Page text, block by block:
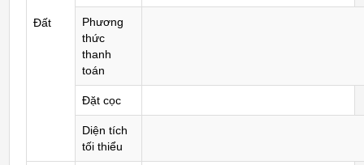
Đất
Phương
thức
thanh
toán
Đặt cọc
Diện tích
tối thiểu